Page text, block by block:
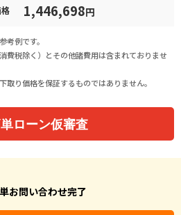
1,446,698円
考例です。
費税除く）とその他諸費用は含まれておりませ
取り価格を保証するものではありません。
ローン仮審査
お問い合わせ完了